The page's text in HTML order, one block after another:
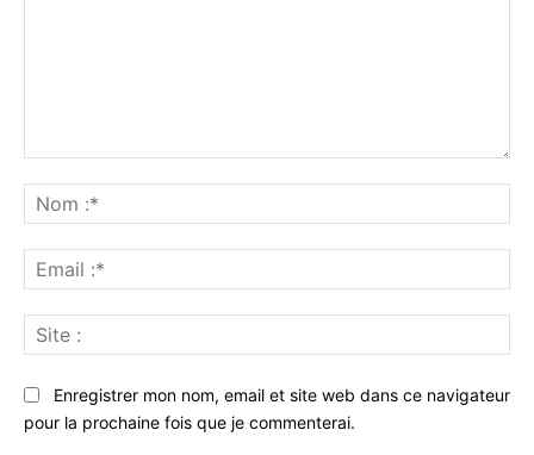
:*
:*
:
Enregistrer mon nom, email et site web dans ce navigateur
pour la prochaine fois que je commenterai.